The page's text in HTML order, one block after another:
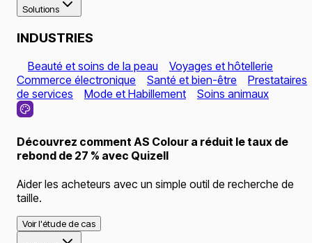
Solutions
INDUSTRIES
Beauté et soins de la peau
Voyages et hôtellerie
Commerce électronique
Santé et bien-être
Prestataires
de services
Mode et Habillement Soins animaux
Découvrez comment AS Colour a réduit le taux de
rebond de 27 % avec Quizell
Aider les acheteurs avec un simple outil de recherche de
taille.
Voir l'étude de cas